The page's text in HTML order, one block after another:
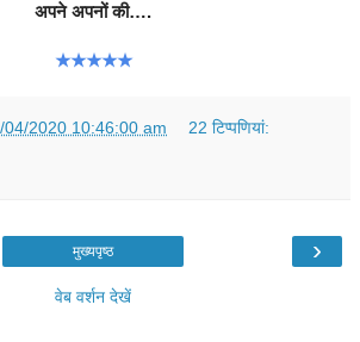
अपने अपनों की….
★★★★★
04/2020 10:46:00 am 22 टिप्‍पणियां:
›
मुख्यपृष्ठ
वेब वर्शन देखें